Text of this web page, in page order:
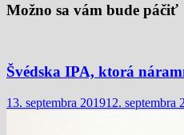
Možno sa vám bude páčiť
Švédska IPA, ktorá
13. septembra 201912. septembra